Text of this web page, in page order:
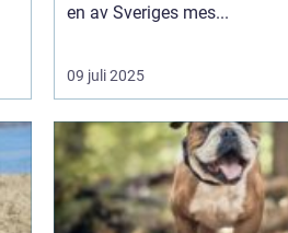
en av Sveriges mes...
09 juli 2025